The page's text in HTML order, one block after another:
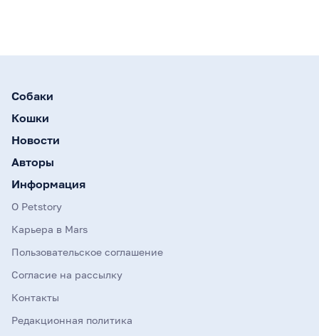
Собаки
Кошки
Новости
Авторы
Информация
О Petstory
Карьера в Mars
Пользовательское соглашение
Согласие на рассылку
Контакты
Редакционная политика